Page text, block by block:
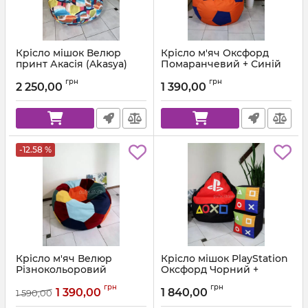
Крісло мішок Велюр
принт Акасія (Akasya)
2 250,00 грн
Крісло м'яч Оксфорд
Помаранчевий + Синій
1 390,00 грн
-12.58 %
Крісло м'яч Велюр
Різнокольоровий
1 590,00 1 390,00 грн
Крісло мішок PlayStation
Оксфорд Чорний +
Артикул: km-ps-ox-001-162-xl
1 840,00 грн